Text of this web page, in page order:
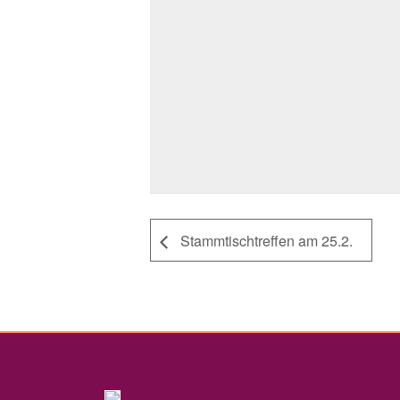
Stammtischtreffen am 25.2.